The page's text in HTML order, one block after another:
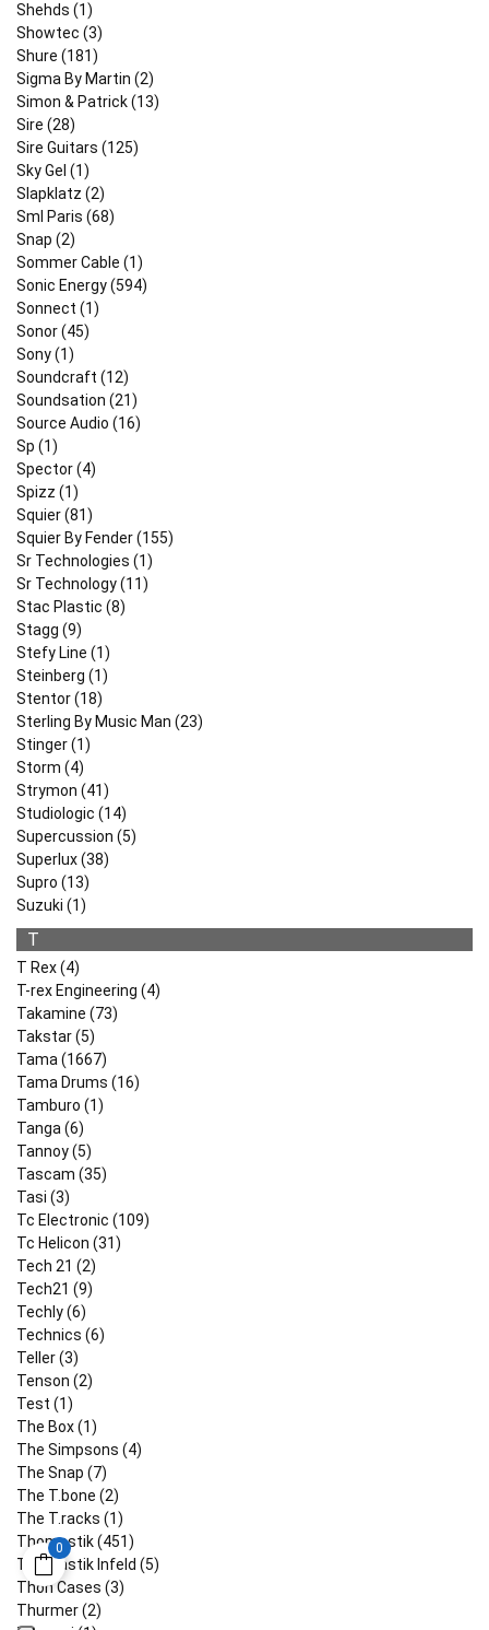
Shehds (1)
Showtec (3)
Shure (181)
Sigma By Martin (2)
Simon & Patrick (13)
Sire (28)
Sire Guitars (125)
Sky Gel (1)
Slapklatz (2)
Sml Paris (68)
Snap (2)
Sommer Cable (1)
Sonic Energy (594)
Sonnect (1)
Sonor (45)
Sony (1)
Soundcraft (12)
Soundsation (21)
Source Audio (16)
Sp (1)
Spector (4)
Spizz (1)
Squier (81)
Squier By Fender (155)
Sr Technologies (1)
Sr Technology (11)
Stac Plastic (8)
Stagg (9)
Stefy Line (1)
Steinberg (1)
Stentor (18)
Sterling By Music Man (23)
Stinger (1)
Storm (4)
Strymon (41)
Studiologic (14)
Supercussion (5)
Superlux (38)
Supro (13)
Suzuki (1)
T
T Rex (4)
T-rex Engineering (4)
Takamine (73)
Takstar (5)
Tama (1667)
Tama Drums (16)
Tamburo (1)
Tanga (6)
Tannoy (5)
Tascam (35)
Tasi (3)
Tc Electronic (109)
Tc Helicon (31)
Tech 21 (2)
Tech21 (9)
Techly (6)
Technics (6)
Teller (3)
Tenson (2)
Test (1)
The Box (1)
The Simpsons (4)
The Snap (7)
The T.bone (2)
The T.racks (1)
Thomastik (451)
Thomastik Infeld (5)
Thon Cases (3)
Thurmer (2)
0